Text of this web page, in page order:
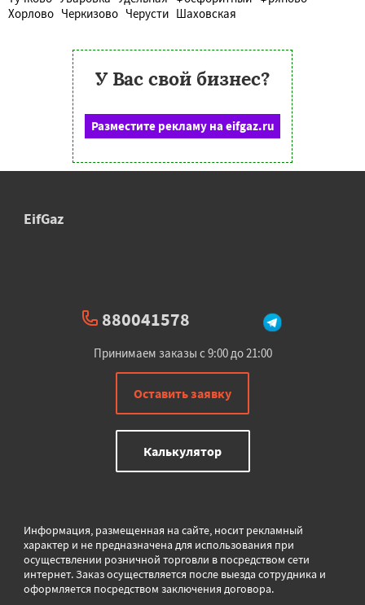
Хорлово Черкизово Черусти Шаховская
У Вас свой бизнес?
Разместите рекламу на eifgaz.ru
EifGaz
880041578
Принимаем заказы с 9:00 до 21:00
Оставить заявку
Калькулятор
Информация, размещенная на сайте, носит рекламный
характер и не предназначена для использования при
осуществлении розничной торговли в посредством сети
интернет. Заказ осуществляется после выезда сотрудника и
оформляется посредством заключения договора.